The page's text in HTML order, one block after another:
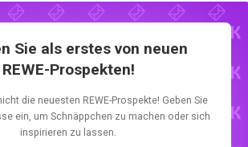
Sie als erstes von neuen
REWE-Prospekten!
die neuesten REWE-Prospekte! Geben Sie
ein, um Schnäppchen zu machen oder sich
inspirieren zu lassen.